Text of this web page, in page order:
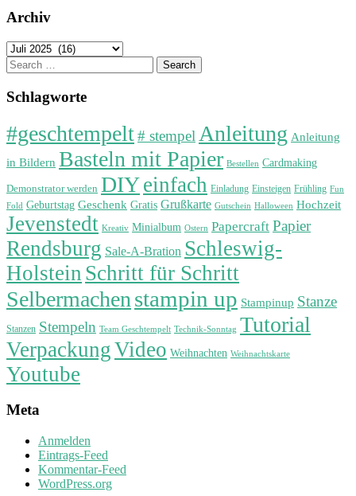
Archiv
Archiv
Search
for:
Schlagworte
#geschtempelt# stempel Anleitung Anleitung
in Bildern Basteln mit Papier Bestellen Cardmaking
Demonstrator werden DIYeinfach Einladung Einsteigen Frühling Fun
Fold Geburtstag Geschenk Gratis Grußkarte Gutschein Halloween Hochzeit
Jevenstedt Kreativ Minialbum Ostern Papercraft Papier
Rendsburg Sale-A-Bration Schleswig-
Holstein Schritt für Schritt
Selbermachen stampin up Stampinup Stanze
Stanzen Stempeln Team Geschtempelt Technik-Sonntag Tutorial
VerpackungVideo Weihnachten Weihnachtskarte
Youtube
Meta
Anmelden
Eintrags-Feed
Kommentar-Feed
WordPress.org